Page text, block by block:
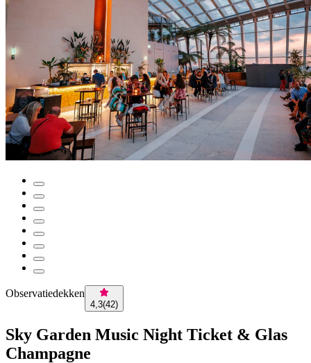
Observatiedekken
4,3(42)
Sky Garden Music Night Ticket & Glas
Champagne